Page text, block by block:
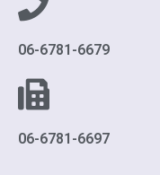
06-6781-6679
06-6781-6697